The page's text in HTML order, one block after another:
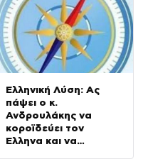
Ελληνική Λύση: Ας
πάψει ο κ.
Ανδρουλάκης να
κοροϊδεύει τον
Έλληνα και να